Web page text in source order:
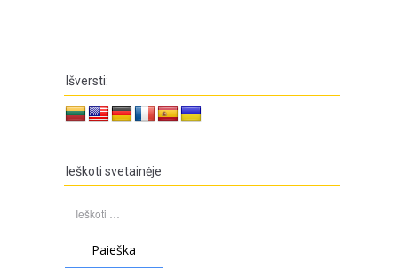
Išversti:
Ieškoti svetainėje